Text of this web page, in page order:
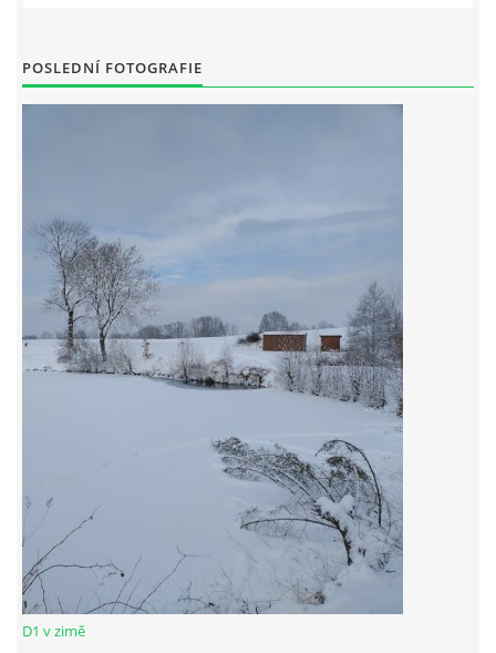
FOTOALBUM
RYBÁŘSKÝ ŘÁD VÝCHODOČESKÉHO RYBÁŘSKEHO SVAZU
SKUHROVSKÝ ZPRAVODAJ
|WebSlice |Aktualizováno: 29. 6. 2026
POSLEDNÍ FOTOGRAFIE
D1 v zimě